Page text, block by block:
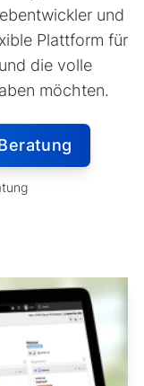
und
Plattform für
die volle
möchten.